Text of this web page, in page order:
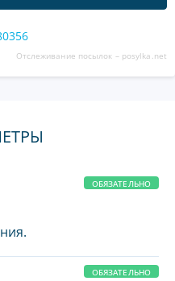
Отслеживание посылок – posylka.net
ОБЯЗАТЕЛЬНО
ОБЯЗАТЕЛЬНО